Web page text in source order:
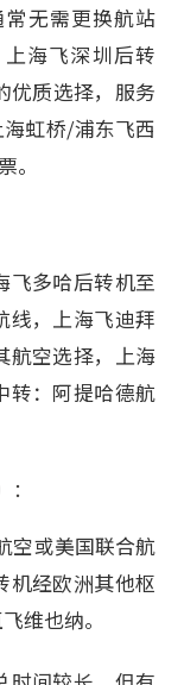
无需更换航站
海飞深圳后转
优质选择，服务
虹桥/浦东飞西
。
飞多哈后转机至
线，上海飞迪拜
航空选择，上海
转：阿提哈德航
空或美国联合航
机经欧洲其他枢
维也纳。